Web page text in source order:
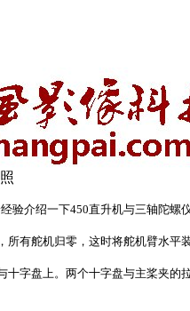
介绍一下450直升机与三轴陀螺
有舵机归零，这时将舵机臂水平
字盘上。两个十字盘与主桨夹的